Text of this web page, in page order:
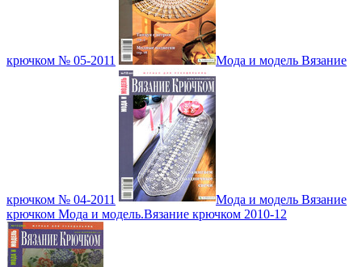
крючком № 05-2011 Мода и модель Вязание
крючком № 04-2011
Мода и модель Вязание
крючком Мода и модель.Вязание крючком 2010-12